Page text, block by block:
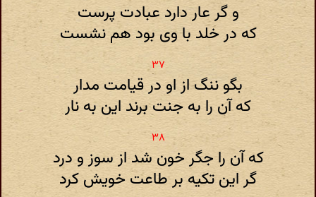
و گر عار دارد عبادت پرست
که در خلد با وی بود هم نشست
بگو ننگ از او در قیامت مدار
که آن را به جنت برند این به نار
که آن را جگر خون شد از سوز و درد
گر این تکیه بر طاعت خویش کرد